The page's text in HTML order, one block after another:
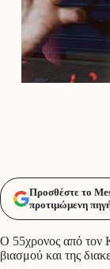
Προσθέστε το
προτιμώμενη
Ο 55χρονος από τον
βιασμού και της